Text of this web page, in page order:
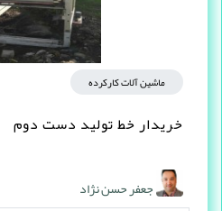
ماشین آلات کارکرده
خریدار خط تولید دست دوم
جعفر حسن نژاد